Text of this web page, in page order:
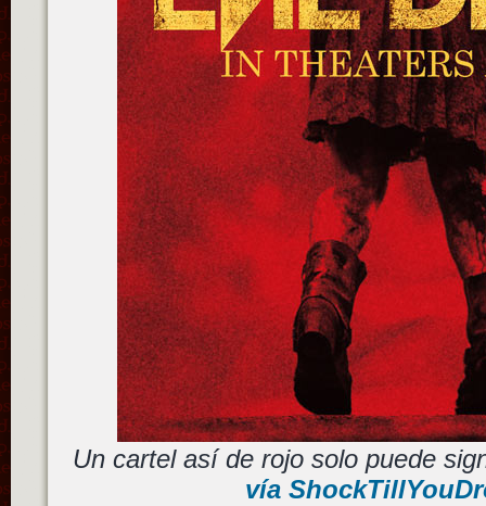
Un cartel así de rojo solo puede
vía